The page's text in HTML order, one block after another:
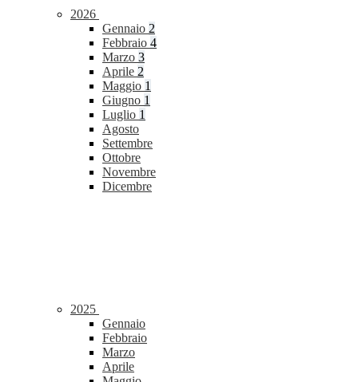
2026
Gennaio 2
Febbraio 4
Marzo 3
Aprile 2
Maggio 1
Giugno 1
Luglio 1
Agosto
Settembre
Ottobre
Novembre
Dicembre
2025
Gennaio
Febbraio
Marzo
Aprile